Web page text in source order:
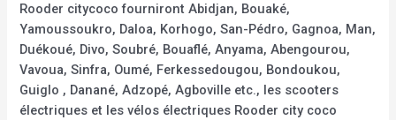
Rooder citycoco fourniront Abidjan, Bouaké,
Yamoussoukro, Daloa, Korhogo, San-Pédro, Gagnoa, Man,
Duékoué, Divo, Soubré, Bouaflé, Anyama, Abengourou,
Vavoua, Sinfra, Oumé, Ferkessedougou, Bondoukou,
Guiglo , Danané, Adzopé, Agboville etc., les scooters
électriques et les vélos électriques Rooder city coco